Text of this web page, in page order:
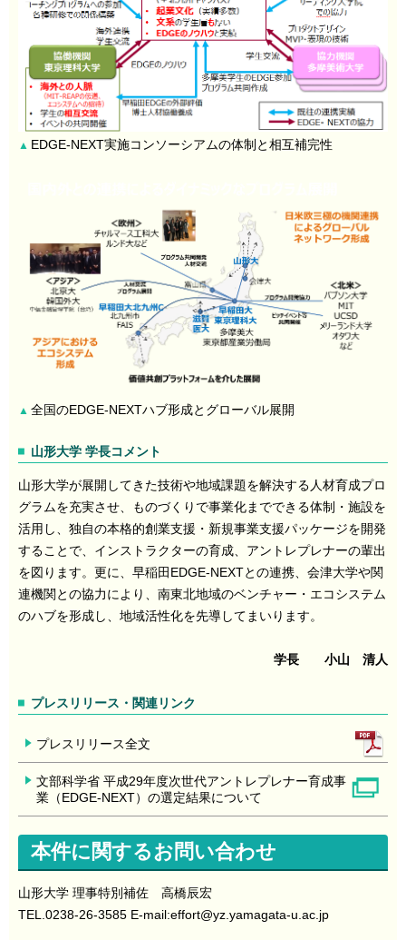
▲ EDGE-NEXT実施コンソーシアムの体制と相互補完性
▲ 全国のEDGE-NEXTハブ形成とグローバル展開
山形大学 学長コメント
山形大学が展開してきた技術や地域課題を解決する人材育成プロ
グラムを充実させ、ものづくりで事業化までできる体制・施設を
活用し、独自の本格的創業支援・新規事業支援パッケージを開発
することで、インストラクターの育成、アントレプレナーの輩出
を図ります。更に、早稲田EDGE-NEXTとの連携、会津大学や関
連機関との協力により、南東北地域のベンチャー・エコシステム
のハブを形成し、地域活性化を先導してまいります。
学長 小山 清人
プレスリリース・関連リンク
プレスリリース全文
文部科学省 平成29年度次世代アントレプレナー育成事
業（EDGE-NEXT）の選定結果について
本件に関するお問い合わせ
山形大学 理事特別補佐 高橋辰宏
TEL.0238-26-3585 E-mail:effort@yz.yamagata-u.ac.jp